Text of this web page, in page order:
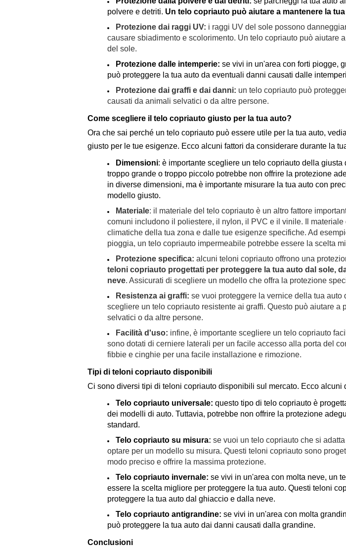
polvere e detriti. Un telo copriauto può aiutare a mantenere la
Protezione dai raggi UV: i raggi UV del sole possono
causare sbiadimento e scolorimento. Un telo copriauto può aiutare
del sole.
Protezione dalle intemperie: se vivi in un'area con forti piogge,
può proteggere la tua auto da eventuali danni causati dalle
Protezione dai graffi e dai danni: un telo copriauto può
causati da animali selvatici o da altre persone.
Come scegliere il telo copriauto giusto per la tua auto?
Ora che sai perché un telo copriauto può essere utile per la tua auto,
giusto per le tue esigenze. Ecco alcuni fattori da considerare durante la
Dimensioni: è importante scegliere un telo copriauto della
troppo grande o troppo piccolo potrebbe non offrire la protezione
in diverse dimensioni, ma è importante misurare la tua auto con
modello giusto.
Materiale: il materiale del telo copriauto è un altro fattore
comuni includono il poliestere, il nylon, il PVC e il vinile. Il
climatiche della tua zona e dalle tue esigenze specifiche. Ad
pioggia, un telo copriauto impermeabile potrebbe essere la scelta
Protezione specifica: alcuni teloni copriauto offrono una
teloni copriauto progettati per proteggere la tua auto dal sole,
neve. Assicurati di scegliere un modello che offra la protezione
Resistenza ai graffi: se vuoi proteggere la vernice della tua auto
scegliere un telo copriauto resistente ai graffi. Questo può aiutare a
selvatici o da altre persone.
Facilità d'uso: infine, è importante scegliere un telo copriauto
sono dotati di cerniere laterali per un facile accesso alla porta del
fibbie e cinghie per una facile installazione e rimozione.
Tipi di teloni copriauto disponibili
Ci sono diversi tipi di teloni copriauto disponibili sul mercato. Ecco alcuni
Telo copriauto universale: questo tipo di telo copriauto è
dei modelli di auto. Tuttavia, potrebbe non offrire la protezione
standard.
Telo copriauto su misura: se vuoi un telo copriauto che si
optare per un modello su misura. Questi teloni copriauto sono
modo preciso e offrire la massima protezione.
Telo copriauto invernale: se vivi in un'area con molta neve, un
essere la scelta migliore per proteggere la tua auto. Questi teloni
proteggere la tua auto dal ghiaccio e dalla neve.
Telo copriauto antigrandine: se vivi in un'area con molta
può proteggere la tua auto dai danni causati dalla grandine.
Conclusioni